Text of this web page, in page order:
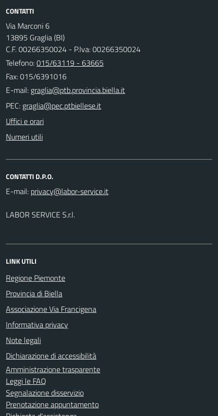
CONTATTI
Via Marconi 6
13895 Graglia (BI)
C.F. 00266350024 - P.Iva: 00266350024
Telefono:015/63119 - 63665
Fax: 015/6391016
E-mail:
PEC:
Uffici e orari
Numeri utili
CONTATTI D.P.O.
E-mail:
LABOR SERVICE S.r.l.
LINK UTILI
Regione Piemonte
Provincia di Biella
Associazione Via Francigena
Informativa privacy
Note legali
Dichiarazione di accessibilità
Amministrazione trasparente
Leggi le FAQ
Segnalazione disservizio
Prenotazione appuntamento